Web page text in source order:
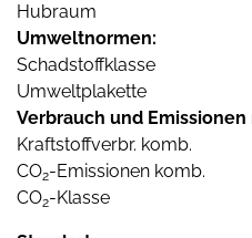
Hubraum
Umweltnormen:
Schadstoffklasse
Umweltplakette
Verbrauch und Emissionen
Kraftstoffverbr. komb.
CO2-Emissionen komb.
CO2-Klasse